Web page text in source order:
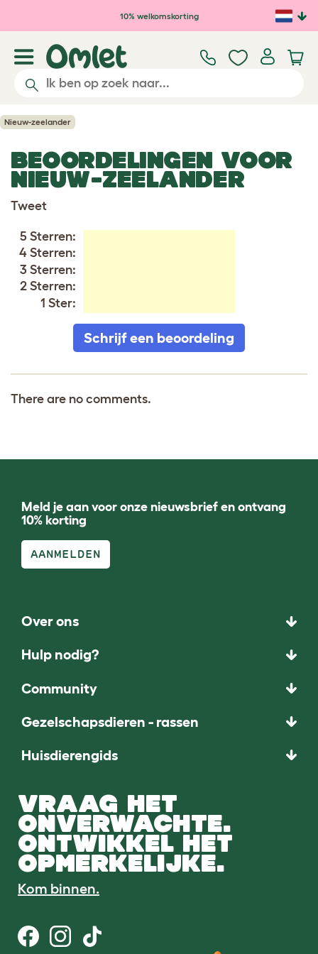
Ga naar de hoofdinhoud
10% welkomskorting
Nieuw-zeelander
BEOORDELINGEN VOOR
NIEUW-ZEELANDER
Tweet
5 Sterren:
4 Sterren:
3 Sterren:
2 Sterren:
1 Ster:
Schrijf een beoordeling
There are no comments.
Meld je aan voor onze nieuwsbrief en ontvang
10% korting
AANMELDEN
Over ons
Hulp nodig?
Community
Gezelschapsdieren - rassen
Huisdierengids
VRAAG HET
ONVERWACHTE.
ONTWIKKEL HET
OPMERKELIJKE.
Kom binnen.